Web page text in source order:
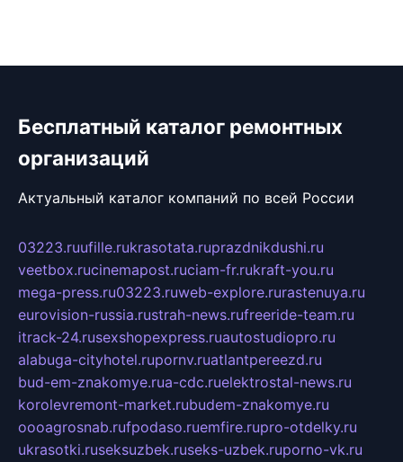
Бесплатный каталог ремонтных
организаций
Актуальный каталог компаний по всей России
03223.ruufille.rukrasotata.ruprazdnikdushi.ru
veetbox.rucinemapost.ruciam-fr.rukraft-you.ru
mega-press.ru03223.ruweb-explore.rurastenuya.ru
eurovision-russia.rustrah-news.rufreeride-team.ru
itrack-24.rusexshopexpress.ruautostudiopro.ru
alabuga-cityhotel.rupornv.ruatlantpereezd.ru
bud-em-znakomye.rua-cdc.ruelektrostal-news.ru
korolevremont-market.rubudem-znakomye.ru
oooagrosnab.rufpodaso.ruemfire.rupro-otdelky.ru
ukrasotki.ruseksuzbek.ruseks-uzbek.ruporno-vk.ru